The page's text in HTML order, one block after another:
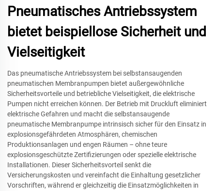
Pneumatisches Antriebssystem
bietet beispiellose Sicherheit und
Vielseitigkeit
Das pneumatische Antriebssystem bei selbstansaugenden
pneumatischen Membranpumpen bietet außergewöhnliche
Sicherheitsvorteile und betriebliche Vielseitigkeit, die elektrische
Pumpen nicht erreichen können. Der Betrieb mit Druckluft eliminiert
elektrische Gefahren und macht die selbstansaugende
pneumatische Membranpumpe intrinsisch sicher für den Einsatz in
explosionsgefährdeten Atmosphären, chemischen
Produktionsanlagen und engen Räumen – ohne teure
explosionsgeschützte Zertifizierungen oder spezielle elektrische
Installationen. Dieser Sicherheitsvorteil senkt die
Versicherungskosten und vereinfacht die Einhaltung gesetzlicher
Vorschriften, während er gleichzeitig die Einsatzmöglichkeiten in